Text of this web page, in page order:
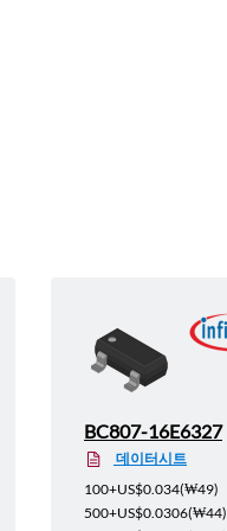
BC807-16E6327
데이터시트
100+US$0.034(₩49)
500+US$0.0306(₩44)